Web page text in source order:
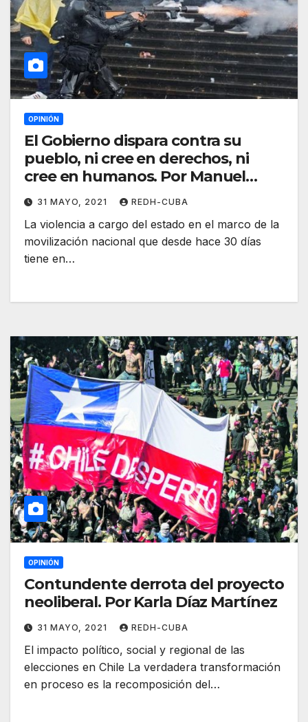
OPINIÓN
El Gobierno dispara contra su
pueblo, ni cree en derechos, ni
cree en humanos. Por Manuel
Humberto Restrepo Domínguez
31 MAYO, 2021 REDH-CUBA
La violencia a cargo del estado en el marco de la
movilización nacional que desde hace 30 días
tiene en…
OPINIÓN
Contundente derrota del proyecto
neoliberal. Por Karla Díaz Martínez
31 MAYO, 2021 REDH-CUBA
El impacto político, social y regional de las
elecciones en Chile La verdadera transformación
en proceso es la recomposición del…